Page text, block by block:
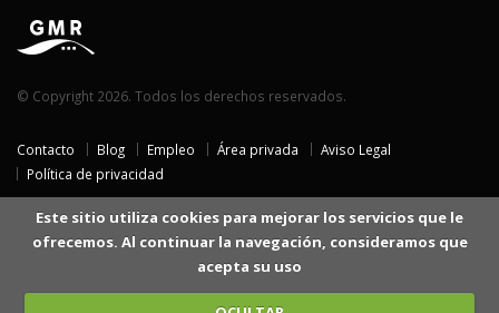
© Copyright 2026. Todos los derechos reservados.
Contacto Blog Empleo Área privada
Aviso Legal
Política de privacidad
Este sitio utiliza cookies para mejorar los servicios que le
ofrecemos. Al continuar la navegación, consideramos que
acepta su uso